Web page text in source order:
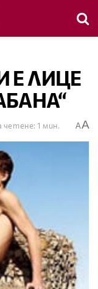
Е ЛИЦЕ
четене: 1 мин. AA